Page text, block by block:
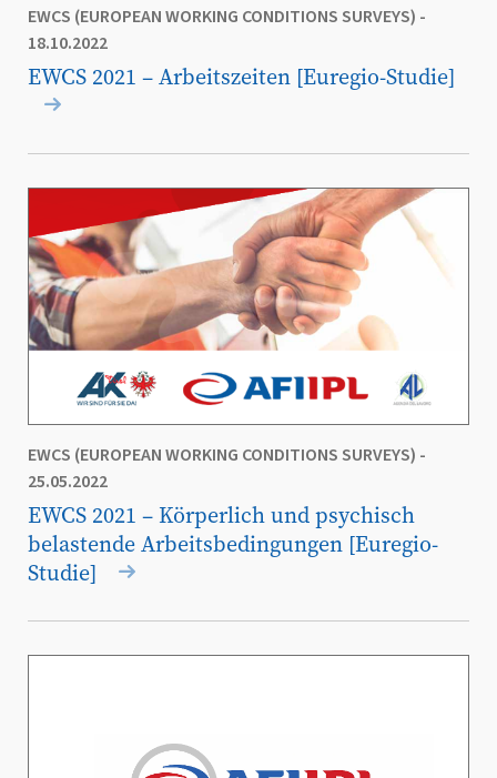
EWCS (EUROPEAN WORKING CONDITIONS SURVEYS) -
18.10.2022
EWCS 2021 – Arbeitszeiten [Euregio-Studie]
EWCS (EUROPEAN WORKING CONDITIONS SURVEYS) -
25.05.2022
EWCS 2021 – Körperlich und psychisch
belastende Arbeitsbedingungen [Euregio-
Studie]